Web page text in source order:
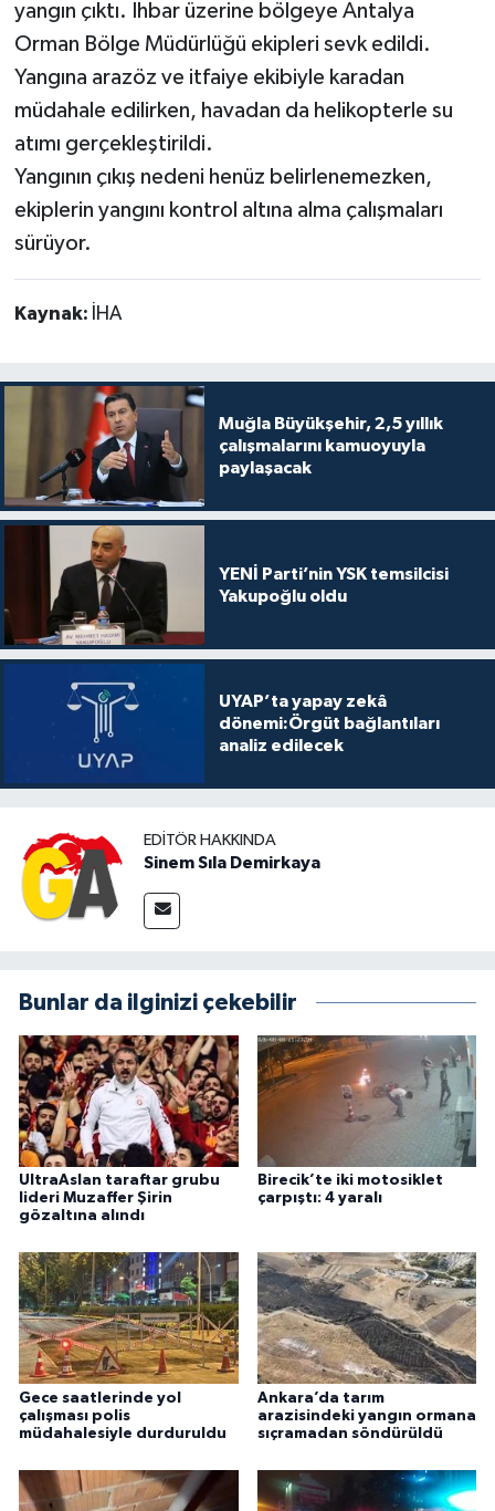
yangın çıktı. İhbar üzerine bölgeye Antalya
Orman Bölge Müdürlüğü ekipleri sevk edildi.
Yangına arazöz ve itfaiye ekibiyle karadan
müdahale edilirken, havadan da helikopterle su
atımı gerçekleştirildi.
Yangının çıkış nedeni henüz belirlenemezken,
ekiplerin yangını kontrol altına alma çalışmaları
sürüyor.
Kaynak: İHA
Muğla Büyükşehir, 2,5 yıllık
çalışmalarını kamuoyuyla
paylaşacak
YENİ Parti’nin YSK temsilcisi
Yakupoğlu oldu
UYAP’ta yapay zekâ
dönemi:Örgüt bağlantıları
analiz edilecek
EDITÖR HAKKINDA
Sinem Sıla Demirkaya
Bunlar da ilginizi çekebilir
UltraAslan taraftar grubu
lideri Muzaffer Şirin
gözaltına alındı
Birecik’te iki motosiklet
çarpıştı: 4 yaralı
Gece saatlerinde yol
çalışması polis
müdahalesiyle durduruldu
Ankara’da tarım
arazisindeki yangın ormana
sıçramadan söndürüldü